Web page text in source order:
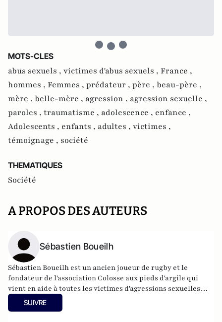
MOTS-CLES
abus sexuels , victimes d'abus sexuels , France ,
hommes , Femmes , prédateur , père , beau-père ,
mère , belle-mère , agression , agression sexuelle ,
paroles , traumatisme , adolescence , enfance ,
Adolescents , enfants , adultes , victimes ,
témoignage , société
THEMATIQUES
Société
A PROPOS DES AUTEURS
Sébastien Boueilh
Sébastien Boueilh est un ancien joueur de rugby et le
fondateur de l'association Colosse aux pieds d'argile qui
vient en aide à toutes les victimes d'agressions sexuelles
dans le milieu du sport. Il a publié "Le Colosse aux pieds
d'argile" aux éditions Michel Lafon.
SUIVRE